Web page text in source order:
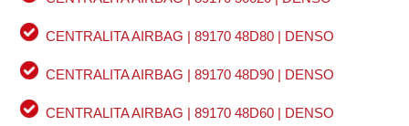
CENTRALITA AIRBAG | 89170 48D80 | DENSO
CENTRALITA AIRBAG | 89170 48D90 | DENSO
CENTRALITA AIRBAG | 89170 48D60 | DENSO